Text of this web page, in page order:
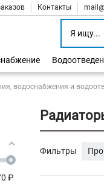
Контакты
водоснабжения и
Фильтры
₽